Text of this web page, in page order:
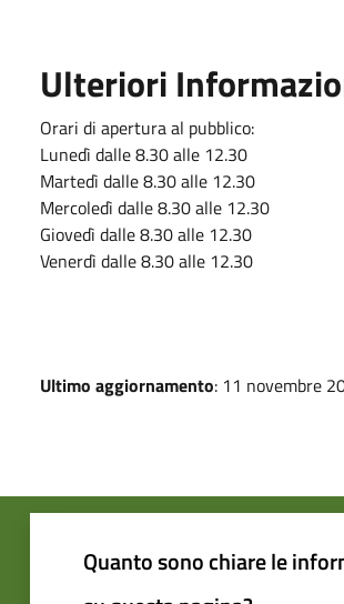
Ulteriori
Orari di apertura al pubblico:
Lunedì dalle 8.30 alle 12.30
Martedì dalle 8.30 alle 12.30
Mercoledì dalle 8.30 alle 12.30
Giovedì dalle 8.30 alle 12.30
Venerdì dalle 8.30 alle 12.30
Ultimo aggiornamento: 11 novembre
Quanto sono chiare le